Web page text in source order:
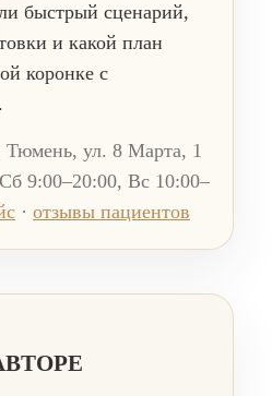
быстрый сценарий,
и какой план
коронке с
Тюмень, ул. 8 Марта, 1
9:00–20:00, Вс 10:00–
· отзывы пациентов